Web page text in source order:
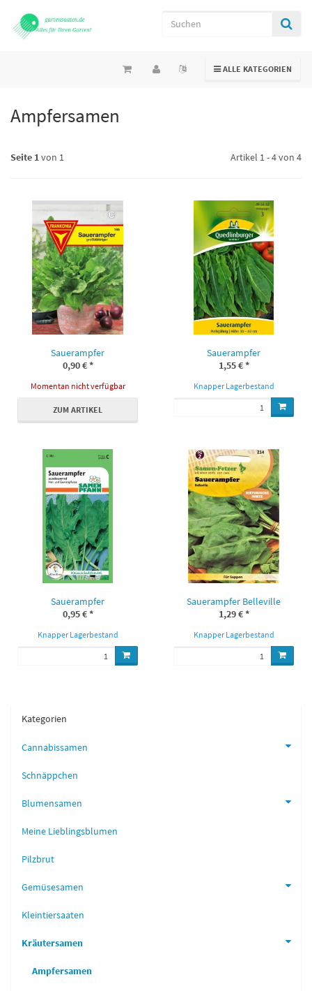
TOGGLE NAVIGATION
ALLE KATEGORIEN
Ampfersamen
Seite 1von 1 Artikel 1 - 4 von 4
Sauerampfer
0,90 €*
Momentan nicht verfügbar
ZUM ARTIKEL
Sauerampfer
1,55 €*
Knapper Lagerbestand
Sauerampfer
0,95 €*
Knapper Lagerbestand
Sauerampfer Belleville
1,29 €*
Knapper Lagerbestand
Kategorien
Cannabissamen
Schnäppchen
Blumensamen
Meine Lieblingsblumen
Pilzbrut
Gemüsesamen
Kleintiersaaten
Kräutersamen
Ampfersamen